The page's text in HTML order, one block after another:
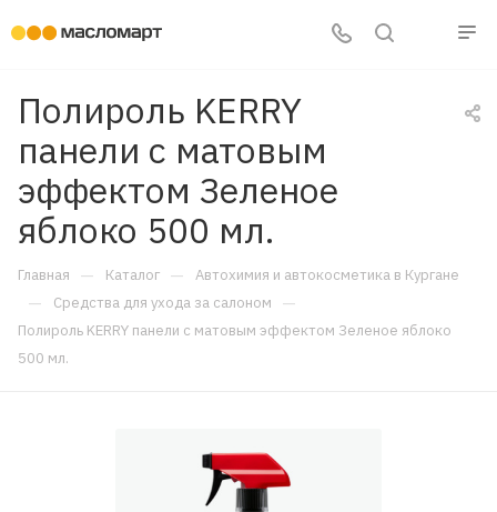
Полироль KERRY
панели с матовым
эффектом Зеленое
яблоко 500 мл.
Главная — Каталог — Автохимия и автокосметика в Кургане
— Средства для ухода за салоном —
Полироль KERRY панели с матовым эффектом Зеленое яблоко
500 мл.